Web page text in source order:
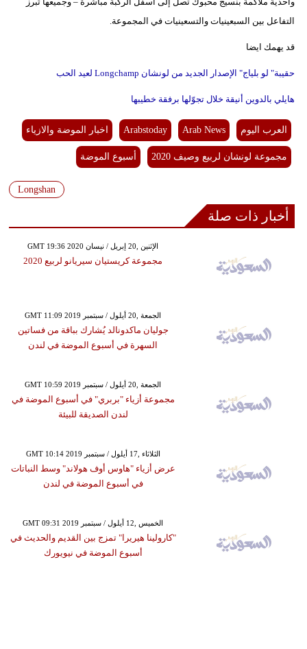
التفاعل بين السبعينيات والتسعينيات في المجموعة.
قد يهمك ايضا
حقيبة" لو بلياج" الإصدار الجديد من لونشان Longchamp لعيد الحب
هايلي بالدوين أنيقة خلال تجوّلها برفقة خطيبها
العرب اليوم Arab News
Arabstoday اخبار الموضة والازياء
مجموعة لونشان لربيع وصيف 2020 أسبوع الموضة
Longshan
أخبار ذات صلة
GMT 19:36 2020 الإثنين ,20 إبريل / نيسان
مجموعة كريستيان سيريانو لربيع 2020
GMT 11:09 2019 الجمعة ,20 أيلول / سبتمبر
جوليان ماكدونالد يُشارك بباقة من فساتين
السهرة في أسبوع الموضة في لندن
GMT 10:59 2019 الجمعة ,20 أيلول / سبتمبر
مجموعة أزياء "بربري" في أسبوع الموضة في
لندن الصديقة للبيئة
GMT 10:14 2019 الثلاثاء ,17 أيلول / سبتمبر
عرض أزياء "هاوس أوف هولاند" وسط النباتات
في أسبوع الموضة في لندن
GMT 09:31 2019 الخميس ,12 أيلول / سبتمبر
"كارولينا هيريرا" تمزج بين القديم والحديث في
أسبوع الموضة في نيويورك